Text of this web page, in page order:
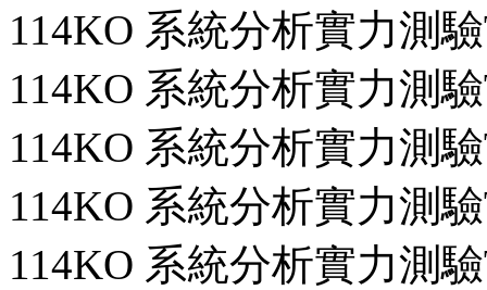
114KO 系統分析實力測
114KO 系統分析實力測
114KO 系統分析實力測
114KO 系統分析實力測
114KO 系統分析實力測